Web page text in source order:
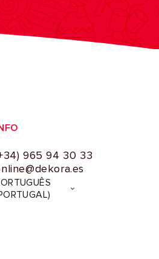
965 94 30 33